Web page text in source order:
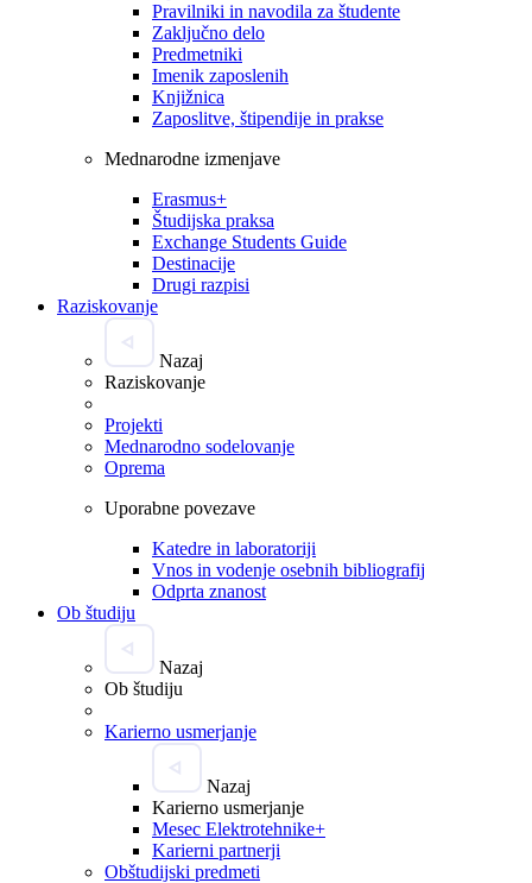
Pravilniki in navodila za študente
Zaključno delo
Predmetniki
Imenik zaposlenih
Knjižnica
Zaposlitve, štipendije in prakse
Mednarodne izmenjave
Erasmus+
Študijska praksa
Exchange Students Guide
Destinacije
Drugi razpisi
Raziskovanje
Nazaj
Raziskovanje
Projekti
Mednarodno sodelovanje
Oprema
Uporabne povezave
Katedre in laboratoriji
Vnos in vodenje osebnih bibliografij
Odprta znanost
Ob študiju
Nazaj
Ob študiju
Karierno usmerjanje
Nazaj
Karierno usmerjanje
Mesec Elektrotehnike+
Karierni partnerji
Obštudijski predmeti